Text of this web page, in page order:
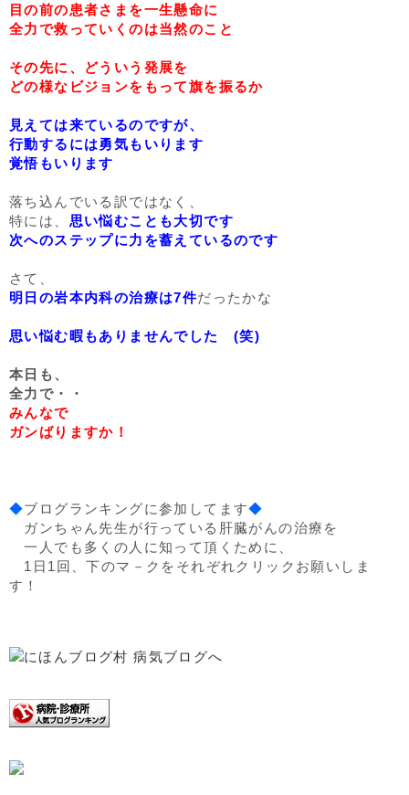
目の前の患者さまを一生懸命に
全力で救っていくのは当然のこと
その先に、どういう発展を
どの様なビジョンをもって旗を振るか
見えては来ているのですが、
行動するには勇気もいります
覚悟もいります
落ち込んでいる訳ではなく、
特には、 思い悩むことも大切です
次へのステップに力を蓄えているのです
さて、
明日の岩本内科の治療は7件だったかな
思い悩む暇もありませんでした (笑)
本日も、
全力で・・
みんなで
ガンばりますか！
◆ブログランキングに参加してます◆
ガンちゃん先生が行っている肝臓がんの治療を
一人でも多くの人に知って頂くために、
1日1回、下のマ－クをそれぞれクリックお願いしま
す！